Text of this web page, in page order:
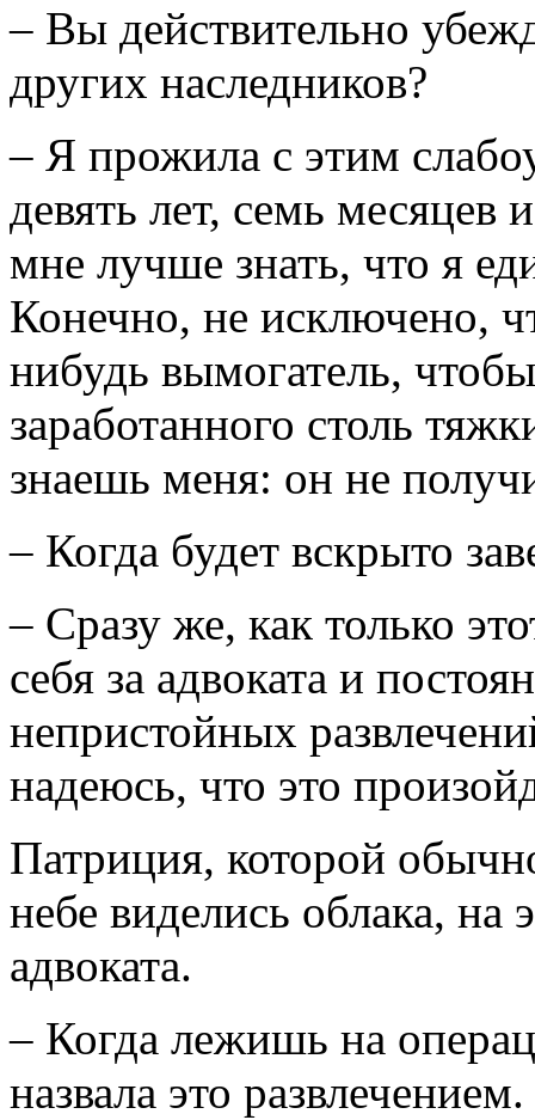
– Вы действительно
других наследников?
– Я прожила с этим
девять лет, семь месяцев
мне лучше знать, что я
Конечно, не исключено,
нибудь вымогатель,
заработанного столь
знаешь меня: он не
– Когда будет вскрыто
– Сразу же, как только
себя за адвоката и
непристойных
надеюсь, что это
Патриция, которой
небе виделись облака, на
адвоката.
– Когда лежишь на
назвала это